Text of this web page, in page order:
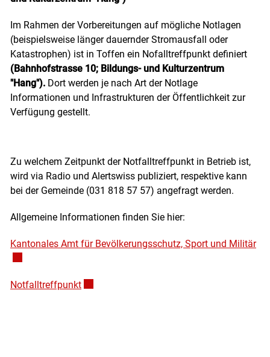
Im Rahmen der Vorbereitungen auf mögliche Notlagen
(beispielsweise länger dauernder Stromausfall oder
Katastrophen) ist in Toffen ein Nofalltreffpunkt definiert
(Bahnhofstrasse 10; Bildungs- und Kulturzentrum
"Hang"). Dort werden je nach Art der Notlage
Informationen und Infrastrukturen der Öffentlichkeit zur
Verfügung gestellt.
Zu welchem Zeitpunkt der Notfalltreffpunkt in Betrieb ist,
wird via Radio und Alertswiss publiziert, respektive kann
bei der Gemeinde (031 818 57 57) angefragt werden.
Allgemeine Informationen finden Sie hier:
Kantonales Amt für Bevölkerungsschutz, Sport und Militär
Notfalltreffpunkt